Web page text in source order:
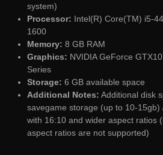
system)
Processor: Intel(R) Core(TM) i5-
1600
Memory: 8 GB RAM
Graphics: NVIDIA GeForce
Series
Storage: 6 GB available space
Additional Notes: Additional disk
savegame storage (up to 10-
with 16:10 and wider aspect ratios
aspect ratios are not supported)